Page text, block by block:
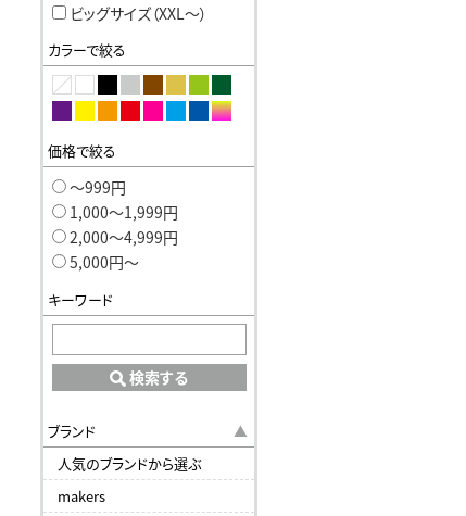
ビッグサイズ（XXL〜）
カラーで絞る
価格で絞る
〜999円
1,000〜1,999円
2,000〜4,999円
5,000円〜
キーワード
検索する
ブランド
人気のブランドから選ぶ
makers